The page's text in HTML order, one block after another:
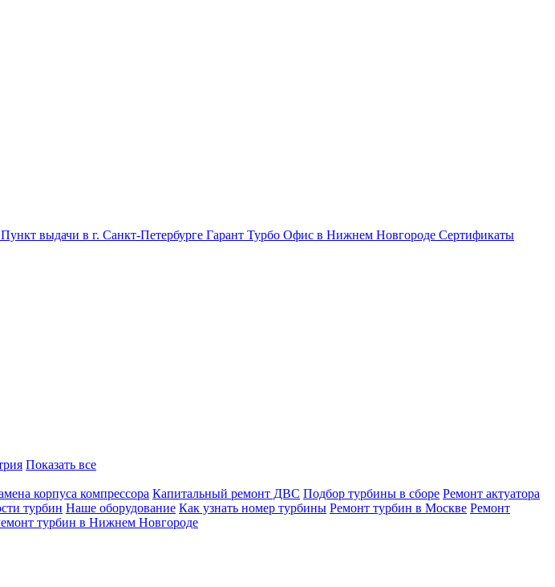
Пункт выдачи в г. Санкт-Петербурге Гарант Турбо Офис в Нижнем Новгороде Сертификаты
Показать все
корпуса компрессора Капитальный ремонт ДВС Подбор турбины в сборе Ремонт актуатора
турбин Наше оборудование Как узнать номер турбины Ремонт турбин в Москве Ремонт
турбин в Нижнем Новгороде